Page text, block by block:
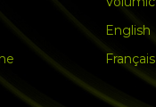
English
Français